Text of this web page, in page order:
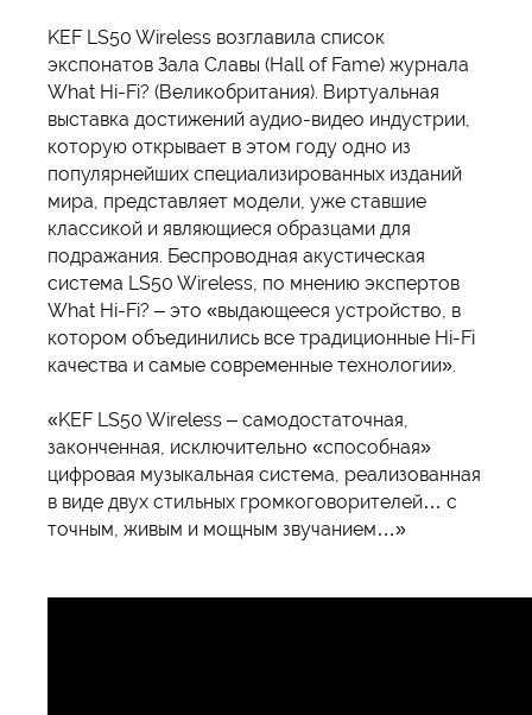
KEF LS50 Wireless возглавила список
экспонатов Зала Славы (Hall of Fame) журнала
What Hi-Fi? (Великобритания). Виртуальная
выставка достижений аудио-видео индустрии,
которую открывает в этом году одно из
популярнейших специализированных изданий
мира, представляет модели, уже ставшие
классикой и являющиеся образцами для
подражания. Беспроводная акустическая
система LS50 Wireless, по мнению экспертов
What Hi-Fi? – это «выдающееся устройство, в
котором объединились все традиционные Hi-Fi
качества и самые современные технологии».
«KEF LS50 Wireless – самодостаточная,
законченная, исключительно «способная»
цифровая музыкальная система, реализованная
в виде двух стильных громкоговорителей… с
точным, живым и мощным звучанием…»